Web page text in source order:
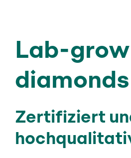
Lab-
diamonds
Zertifiziert